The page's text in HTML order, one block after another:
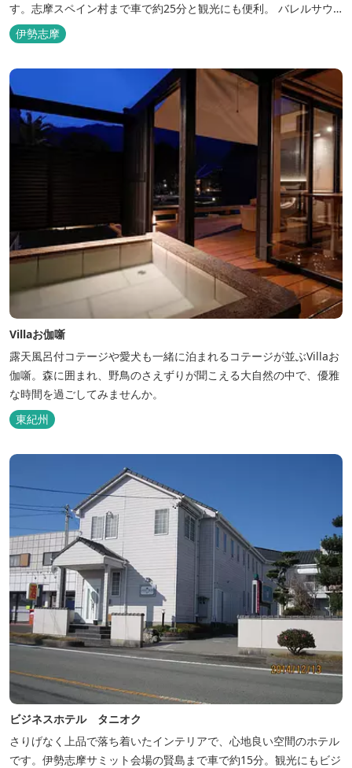
す。志摩スペイン村まで車で約25分と観光にも便利。 バレルサウ
ナをはじめました。
伊勢志摩
Villaお伽噺
露天風呂付コテージや愛犬も一緒に泊まれるコテージが並ぶVillaお
伽噺。森に囲まれ、野鳥のさえずりが聞こえる大自然の中で、優雅
な時間を過ごしてみませんか。
東紀州
ビジネスホテル タニオク
さりげなく上品で落ち着いたインテリアで、心地良い空間のホテル
です。伊勢志摩サミット会場の賢島まで車で約15分。観光にもビジ